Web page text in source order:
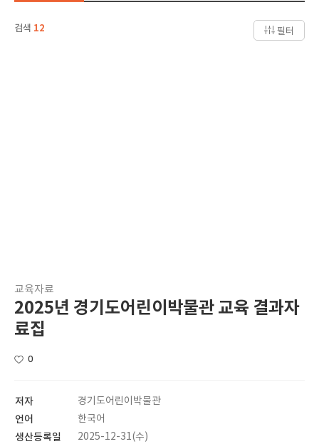
검색 12 필터
교육자료
2025년 경기도어린이박물관 교육 결과자
료집
0
저자 경기도어린이박물관
언어 한국어
생산등록일 2025-12-31(수)